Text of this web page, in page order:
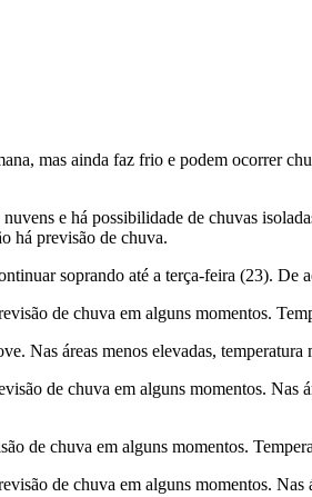
mas ainda faz frio e podem ocorrer
e há possibilidade de chuvas
há previsão de chuva.
soprando até a terça-feira (23).
de chuva em alguns momentos.
Nas áreas menos elevadas,
de chuva em alguns momentos.
de chuva em alguns momentos.
de chuva em alguns momentos.